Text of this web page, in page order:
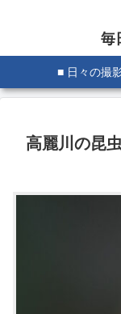
毎
■ 日々の撮
高麗川の昆虫